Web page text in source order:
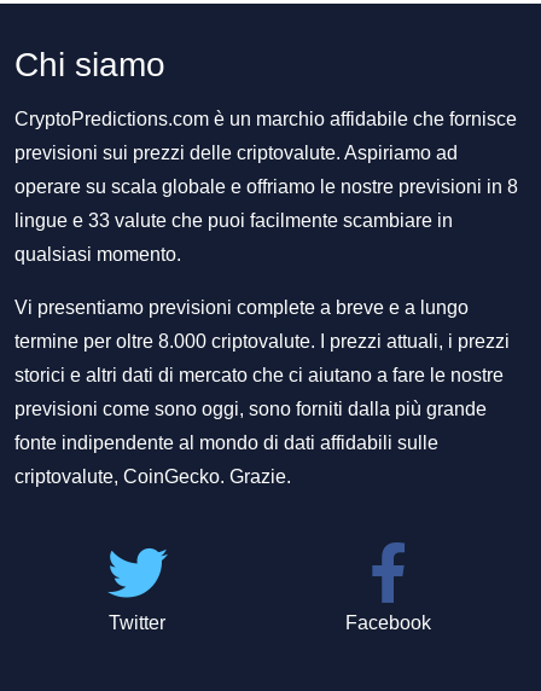
Chi siamo
CryptoPredictions.com è un marchio affidabile che fornisce
previsioni sui prezzi delle criptovalute. Aspiriamo ad
operare su scala globale e offriamo le nostre previsioni in 8
lingue e 33 valute che puoi facilmente scambiare in
qualsiasi momento.
Vi presentiamo previsioni complete a breve e a lungo
termine per oltre 8.000 criptovalute. I prezzi attuali, i prezzi
storici e altri dati di mercato che ci aiutano a fare le nostre
previsioni come sono oggi, sono forniti dalla più grande
fonte indipendente al mondo di dati affidabili sulle
criptovalute, CoinGecko. Grazie.
Twitter Facebook